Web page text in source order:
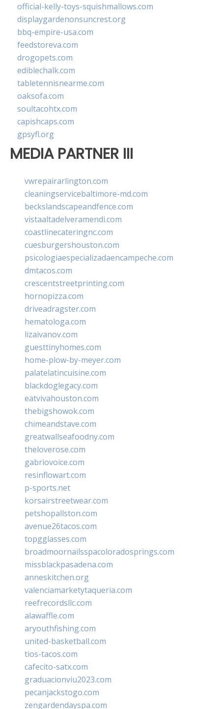
official-kelly-toys-squishmallows.com
displaygardenonsuncrest.org
bbq-empire-usa.com
feedstoreva.com
drogopets.com
ediblechalk.com
tabletennisnearme.com
oaksofa.com
soultacohtx.com
capishcaps.com
gpsyfl.org
MEDIA PARTNER III
vwrepairarlington.com
cleaningservicebaltimore-md.com
beckslandscapeandfence.com
vistaaltadelveramendi.com
coastlinecateringnc.com
cuesburgershouston.com
psicologiaespecializadaencampeche.com
dmtacos.com
crescentstreetprinting.com
hornopizza.com
driveadragster.com
hematologa.com
lizaivanov.com
guesttinyhomes.com
home-plow-by-meyer.com
palatelatincuisine.com
blackdoglegacy.com
eatvivahouston.com
thebigshowok.com
chimeandstave.com
greatwallseafoodny.com
theloverose.com
gabriovoice.com
resinflowart.com
p-sports.net
korsairstreetwear.com
petshopallston.com
avenue26tacos.com
topgglasses.com
broadmoornailsspacoloradosprings.com
missblackpasadena.com
anneskitchen.org
valenciamarketytaqueria.com
reefrecordsllc.com
alawaffle.com
aryouthfishing.com
united-basketball.com
tios-tacos.com
cafecito-satx.com
graduacionviu2023.com
pecanjackstogo.com
zengardendayspa.com